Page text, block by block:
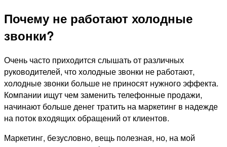
Почему не работают холодные
звонки?
Очень часто приходится слышать от различных
руководителей, что холодные звонки не работают,
холодные звонки больше не приносят нужного эффекта.
Компании ищут чем заменить телефонные продажи,
начинают больше денег тратить на маркетинг в надежде
на поток входящих обращений от клиентов.
Маркетинг, безусловно, вещь полезная, но, на мой